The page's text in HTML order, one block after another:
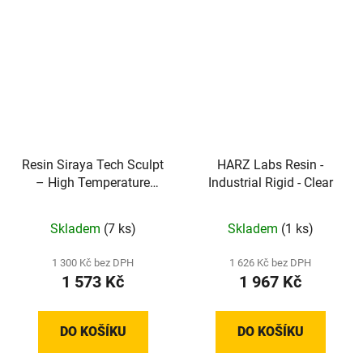
Resin Siraya Tech Sculpt
– High Temperature
Skladem (7 ks)
1 300 Kč bez DPH
1 573 Kč
DO KOŠÍKU
HARZ Labs Resin -
Industrial Rigid - Clear
Skladem (1 ks)
1 626 Kč bez DPH
1 967 Kč
DO KOŠÍKU